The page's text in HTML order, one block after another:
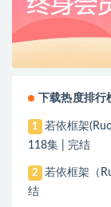
下载热度排行
1
若依框架
118集 | 完结
2
若依框架（
结